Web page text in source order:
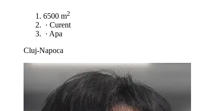
6500 m2
· Curent
· Apa
Cluj-Napoca